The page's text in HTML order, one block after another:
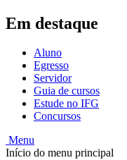
Em destaque
Aluno
Egresso
Servidor
Guia de cursos
Estude no IFG
Concursos
Menu
Início do menu principal